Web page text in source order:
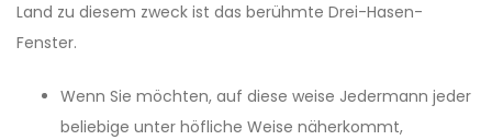
Land zu diesem zweck ist das berühmte Drei-Hasen-
Fenster.
Wenn Sie möchten, auf diese weise Jedermann jeder
beliebige unter höfliche Weise näherkommt,